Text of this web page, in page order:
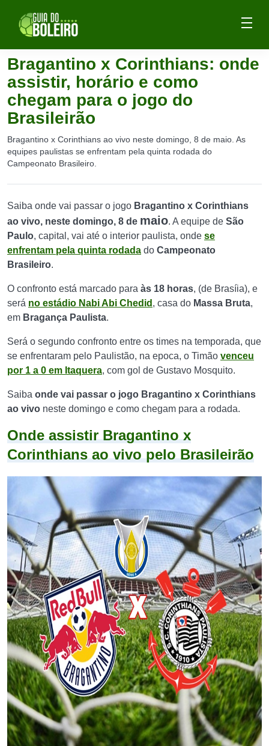
Bragantino x Corinthians: onde
assistir, horário e como
chegam para o jogo do
Brasileirão
Bragantino x Corinthians ao vivo neste domingo, 8 de maio. As
equipes paulistas se enfrentam pela quinta rodada do
Campeonato Brasileiro.
Saiba onde vai passar o jogo Bragantino x Corinthians
ao vivo, neste domingo, 8 de maio. A equipe de São
Paulo, capital, vai até o interior paulista, onde se
enfrentam pela quinta rodada do Campeonato
Brasileiro.
O confronto está marcado para às 18 horas, (de Brasíia), e
será no estádio Nabi Abi Chedid , casa do Massa Bruta,
em Bragança Paulista.
Será o segundo confronto entre os times na temporada, que
se enfrentaram pelo Paulistão, na epoca, o Timão venceu
por 1 a 0 em Itaquera, com gol de Gustavo Mosquito.
Saiba onde vai passar o jogo Bragantino x Corinthians
ao vivo neste domingo e como chegam para a rodada.
Onde assistir Bragantino x
Corinthians ao vivo pelo Brasileirão